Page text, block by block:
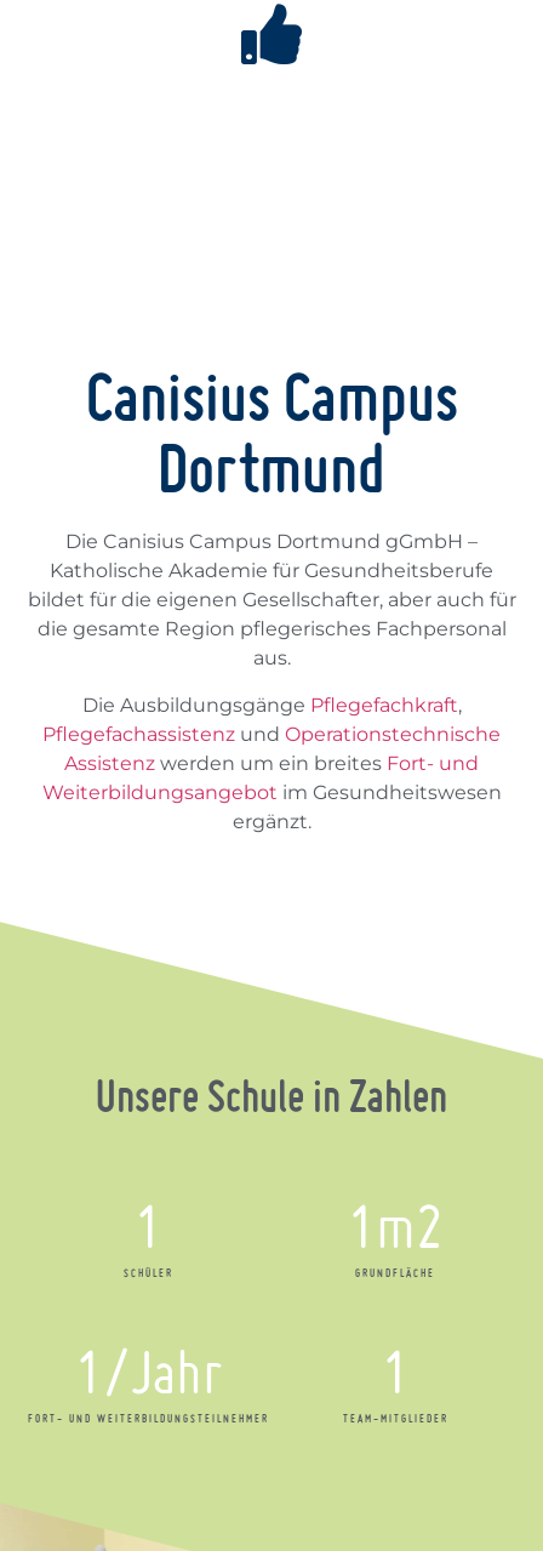
Canisius Campus
Dortmund
Die Canisius Campus Dortmund gGmbH –
Katholische Akademie für Gesundheitsberufe
bildet für die eigenen Gesellschafter, aber auch für
die gesamte Region pflegerisches Fachpersonal
aus.
Die Ausbildungsgänge Pflegefachkraft,
Pflegefachassistenz und Operationstechnische
Assistenz werden um ein breites Fort- und
Weiterbildungsangebot im Gesundheitswesen
ergänzt.
Unsere Schule in Zahlen
SCHÜLER
1
GRUNDFLÄCHE
1m2
FORT- UND WEITERBILDUNGSTEILNEHMER
1/Jahr
TEAM-MITGLIEDER
1